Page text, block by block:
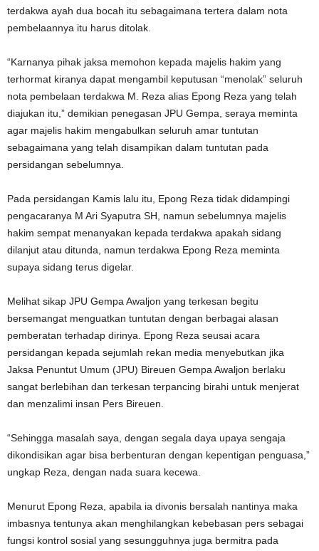
terdakwa ayah dua bocah itu sebagaimana tertera dalam nota
pembelaannya itu harus ditolak.
“Karnanya pihak jaksa memohon kepada majelis hakim yang
terhormat kiranya dapat mengambil keputusan “menolak” seluruh
nota pembelaan terdakwa M. Reza alias Epong Reza yang telah
diajukan itu,” demikian penegasan JPU Gempa, seraya meminta
agar majelis hakim mengabulkan seluruh amar tuntutan
sebagaimana yang telah disampikan dalam tuntutan pada
persidangan sebelumnya.
Pada persidangan Kamis lalu itu, Epong Reza tidak didampingi
pengacaranya M Ari Syaputra SH, namun sebelumnya majelis
hakim sempat menanyakan kepada terdakwa apakah sidang
dilanjut atau ditunda, namun terdakwa Epong Reza meminta
supaya sidang terus digelar.
Melihat sikap JPU Gempa Awaljon yang terkesan begitu
bersemangat menguatkan tuntutan dengan berbagai alasan
pemberatan terhadap dirinya. Epong Reza seusai acara
persidangan kepada sejumlah rekan media menyebutkan jika
Jaksa Penuntut Umum (JPU) Bireuen Gempa Awaljon berlaku
sangat berlebihan dan terkesan terpancing birahi untuk menjerat
dan menzalimi insan Pers Bireuen.
“Sehingga masalah saya, dengan segala daya upaya sengaja
dikondisikan agar bisa berbenturan dengan kepentigan penguasa,”
ungkap Reza, dengan nada suara kecewa.
Menurut Epong Reza, apabila ia divonis bersalah nantinya maka
imbasnya tentunya akan menghilangkan kebebasan pers sebagai
fungsi kontrol sosial yang sesungguhnya juga bermitra pada